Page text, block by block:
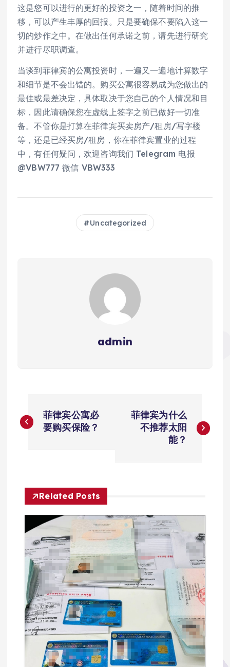
这是您可以进行的更好的投资之一，随着时间的推
移，可以产生丰厚的回报。只是要确保不要陷入这一
切的炒作之中。在做出任何承诺之前，请先进行研究
并进行尽职调查。
当谈到菲律宾的公寓投资时，一遍又一遍地计算数字
和细节是不会出错的。购买公寓很容易成为您做出的
最佳或最差决定，具体取决于您自己的个人情况和目
标，因此请确保您在虚线上签字之前已做好一切准
备。不管你是打算在菲律宾买卖房产/租房/写字楼
等，还是已经买房/租房，你在菲律宾置业的过程
中，有任何疑问，欢迎咨询我们 Telegram 电报
@VBW777 微信 VBW333
Uncategorized
admin
章
航
菲律宾公寓必
要购买保险？
菲律宾为什么
不推荐太阳
能？
Related Posts